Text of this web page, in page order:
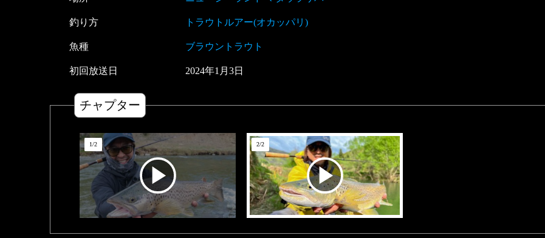
釣り方 トラウトルアー(オカッパリ)
魚種 ブラウントラウト
初回放送日 2024年1 月3日
チャプター
1/2 2/2